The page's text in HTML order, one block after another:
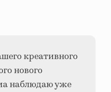
креативного
нового
наблюдаю уже